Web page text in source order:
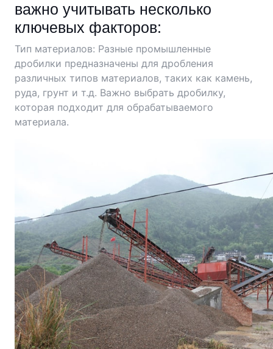
важно учитывать несколько
ключевых факторов:
Тип материалов: Разные промышленные
дробилки предназначены для дробления
различных типов материалов, таких как камень,
руда, грунт и т.д. Важно выбрать дробилку,
которая подходит для обрабатываемого
материала.